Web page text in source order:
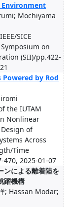
Mochiyama
SICE
on
(SII)/pp.422-
by Rod
the IUTAM
Nonlinear
of
Across
Time
470, 2025-01-07
ンによる離着陸を
躍機構
; Hassan Modar;